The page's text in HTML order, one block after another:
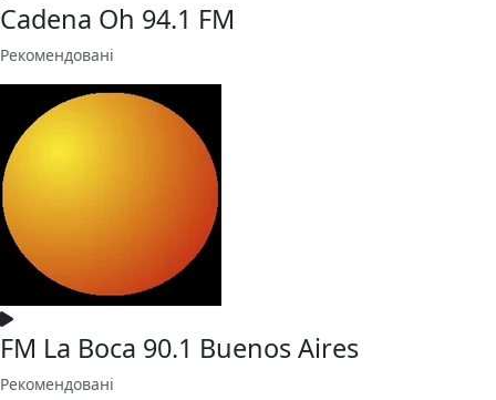
Cadena Oh 94.1 FM
Рекомендовані
FM La Boca 90.1 Buenos Aires
Рекомендовані